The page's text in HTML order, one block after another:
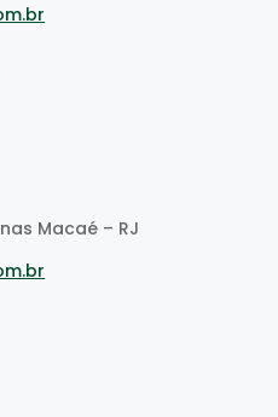
Macaé – RJ